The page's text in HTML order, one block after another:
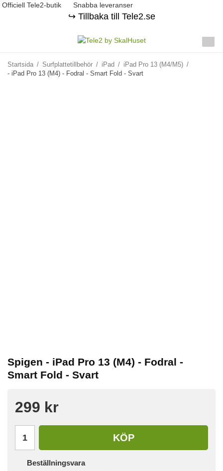
Officiell Tele2-butik Snabba leveranser
↪️ Tillbaka till Tele2.se
Startsida / Surfplattetillbehör / iPad / iPad Pro 13 (M4/M5) /
- iPad Pro 13 (M4) - Fodral - Smart Fold - Svart
Spigen - iPad Pro 13 (M4) - Fodral -
Smart Fold - Svart
299 kr
KÖP
Beställningsvara